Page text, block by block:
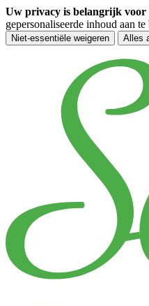
Uw privacy is belangrijk voor
gepersonaliseerde inhoud aan te
Niet-essentiële weigeren Alles